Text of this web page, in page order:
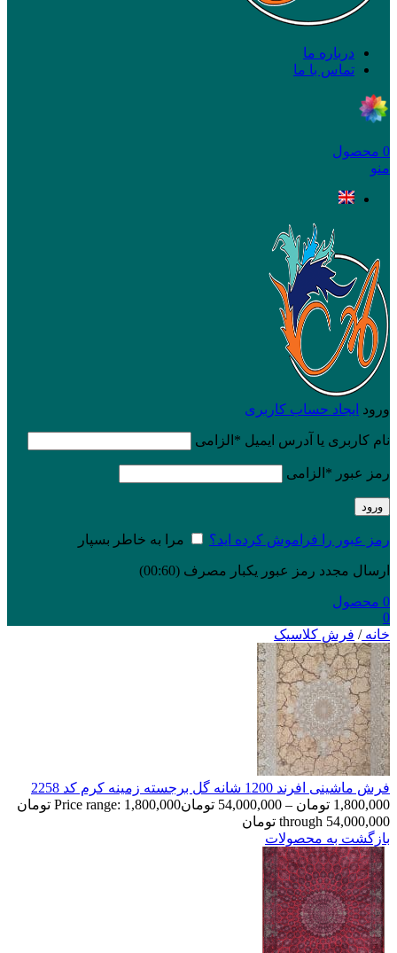
درباره ما
تماس با ما
0 محصول
منو
ورود ایجاد حساب کاربری
نام کاربری یا آدرس ایمیل * الزامی
رمز عبور * الزامی
ورود
رمز عبور را فراموش کرده اید؟ مرا به خاطر بسپار
ارسال مجدد رمز عبور یکبار مصرف (00:
60
)
0 محصول
0
خانه/ فرش کلاسیک
فرش ماشینی افرند 1200 شانه گل برجسته زمینه کرم کد 2258
1,800,000 تومان –
54,000,000 تومان
Price range: 1,800,000 تومان
through 54,000,000 تومان
بازگشت به محصولات